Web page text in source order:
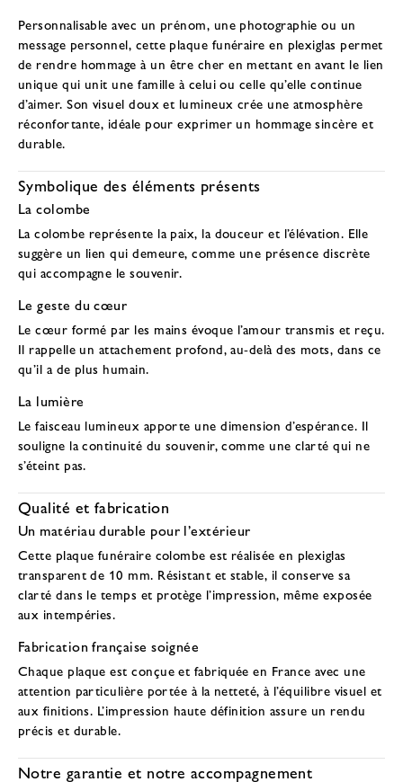
Personnalisable avec un prénom, une photographie ou un
message personnel, cette plaque funéraire en plexiglas permet
de rendre hommage à un être cher en mettant en avant le lien
unique qui unit une famille à celui ou celle qu’elle continue
d’aimer. Son visuel doux et lumineux crée une atmosphère
réconfortante, idéale pour exprimer un hommage sincère et
durable.
Symbolique des éléments présents
La colombe
La colombe représente la paix, la douceur et l’élévation. Elle
suggère un lien qui demeure, comme une présence discrète
qui accompagne le souvenir.
Le geste du cœur
Le cœur formé par les mains évoque l’amour transmis et reçu.
Il rappelle un attachement profond, au-delà des mots, dans ce
qu’il a de plus humain.
La lumière
Le faisceau lumineux apporte une dimension d’espérance. Il
souligne la continuité du souvenir, comme une clarté qui ne
s’éteint pas.
Qualité et fabrication
Un matériau durable pour l’extérieur
Cette plaque funéraire colombe est réalisée en plexiglas
transparent de 10 mm. Résistant et stable, il conserve sa
clarté dans le temps et protège l’impression, même exposée
aux intempéries.
Fabrication française soignée
Chaque plaque est conçue et fabriquée en France avec une
attention particulière portée à la netteté, à l’équilibre visuel et
aux finitions. L’impression haute définition assure un rendu
précis et durable.
Notre garantie et notre accompagnement